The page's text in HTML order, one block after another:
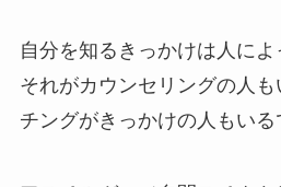
自分を知るきっかけは人によ
それがカウンセリングの人
チングがきっかけの人もいる